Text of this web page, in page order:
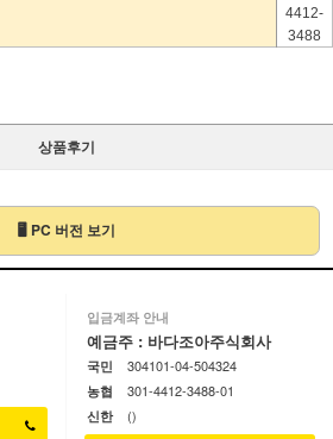
4412-
3488
상품후기
🖥 PC 버전 보기
입금계좌 안내
예금주 : 바다조아주식회사
국민 304101-04-504324
농협 301-4412-3488-01
신한()